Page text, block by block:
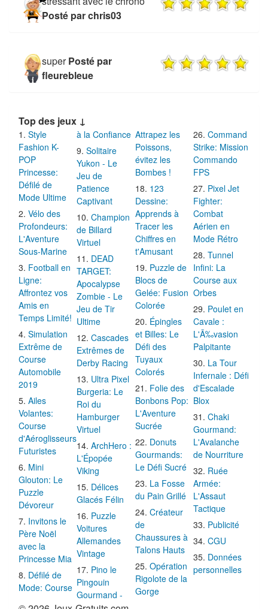
Posté par chris03
super Posté par
fleurebleue
Top des jeux ↓
Style
Fashion K-
POP
Princesse:
Défilé de
Mode Ultime
Vélo des
Profondeurs:
L'Aventure
Sous-Marine
Football en
Ligne:
Affrontez vos
Amis en
Temps Limité!
Simulation
Extrême de
Course
Automobile
2019
Ailes
Volantes:
Course
d'Aéroglisseurs
Futuristes
Mini
Glouton: Le
Puzzle
Dévoreur
Invitons le
Père Noël
avec la
Princesse Mia
Défilé de
Mode: Course
à la Confiance
Solitaire
Yukon - Le
Jeu de
Patience
Captivant
Champion
de Billard
Virtuel
DEAD
TARGET:
Apocalypse
Zombie - Le
Jeu de Tir
Ultime
Cascades
Extrêmes de
Derby Racing
Ultra Pixel
Burgeria: Le
Roi du
Hamburger
Virtuel
ArchHero :
L'Épopée
Viking
Délices
Glacés Félin
Puzzle
Voitures
Allemandes
Vintage
Pino le
Pingouin
Gourmand -
Attrapez les
Poissons,
évitez les
Bombes !
123
Dessine:
Apprends à
Tracer les
Chiffres en
t'Amusant
Puzzle de
Blocs de
Gelée: Fusion
Colorée
Épingles
et Billes: Le
Défi des
Tuyaux
Colorés
Folie des
Bonbons Pop:
L'Aventure
Sucrée
Donuts
Gourmands:
Le Défi Sucré
La Fosse
du Pain Grillé
Créateur
de
Chaussures à
Talons Hauts
Opération
Rigolote de la
Gorge
Command
Strike: Mission
Commando
FPS
Pixel Jet
Fighter:
Combat
Aérien en
Mode Rétro
Tunnel
Infini: La
Course aux
Orbes
Poulet en
Cavale :
L'Ã‰vasion
Palpitante
La Tour
Infernale : Défi
d'Escalade
Blox
Chaki
Gourmand:
L'Avalanche
de Nourriture
Ruée
Armée:
L'Assaut
Tactique
Publicité
CGU
Données
personnelles